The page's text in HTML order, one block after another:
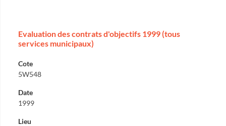
Evaluation des contrats d'objectifs 1999 (tous
services municipaux)
Cote
5W548
Date
1999
Lieu